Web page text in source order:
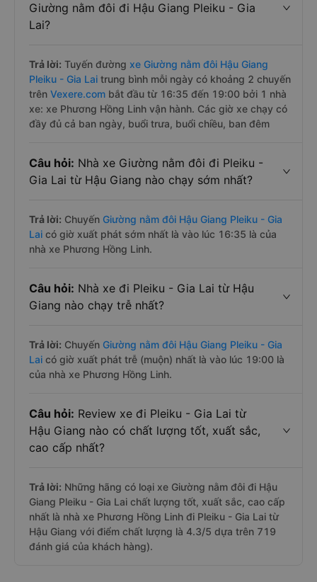
Giường nằm đôi đi Hậu Giang Pleiku - Gia
Lai?
Trả lời: Tuyến đường xe Giường nằm đôi Hậu Giang
Pleiku - Gia Lai trung bình mỗi ngày có khoảng 2 chuyến
trên Vexere.com bắt đầu từ 16:35 đến 19:00 bởi 1 nhà
xe: xe Phương Hồng Linh vận hành. Các giờ xe chạy có
đầy đủ cả ban ngày, buổi trưa, buổi chiều, ban đêm
Câu hỏi: Nhà xe Giường nằm đôi đi Pleiku -
Gia Lai từ Hậu Giang nào chạy sớm nhất?
Trả lời: Chuyến Giường nằm đôi Hậu Giang Pleiku - Gia
Lai có giờ xuất phát sớm nhất là vào lúc 16:35 là của
nhà xe Phương Hồng Linh.
Câu hỏi: Nhà xe đi Pleiku - Gia Lai từ Hậu
Giang nào chạy trễ nhất?
Trả lời: Chuyến Giường nằm đôi Hậu Giang Pleiku - Gia
Lai có giờ xuất phát trễ (muộn) nhất là vào lúc 19:00 là
của nhà xe Phương Hồng Linh.
Câu hỏi: Review xe đi Pleiku - Gia Lai từ
Hậu Giang nào có chất lượng tốt, xuất sắc,
cao cấp nhất?
Trả lời: Những hãng có loại xe Giường nằm đôi đi Hậu
Giang Pleiku - Gia Lai chất lượng tốt, xuất sắc, cao cấp
nhất là nhà xe Phương Hồng Linh đi Pleiku - Gia Lai từ
Hậu Giang với điểm chất lượng là 4.3/5 dựa trên 719
đánh giá của khách hàng).